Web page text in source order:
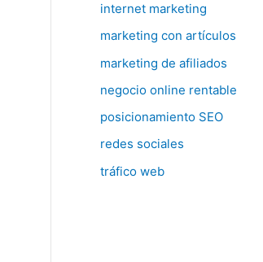
internet marketing
marketing con artículos
marketing de afiliados
negocio online rentable
posicionamiento SEO
redes sociales
tráfico web